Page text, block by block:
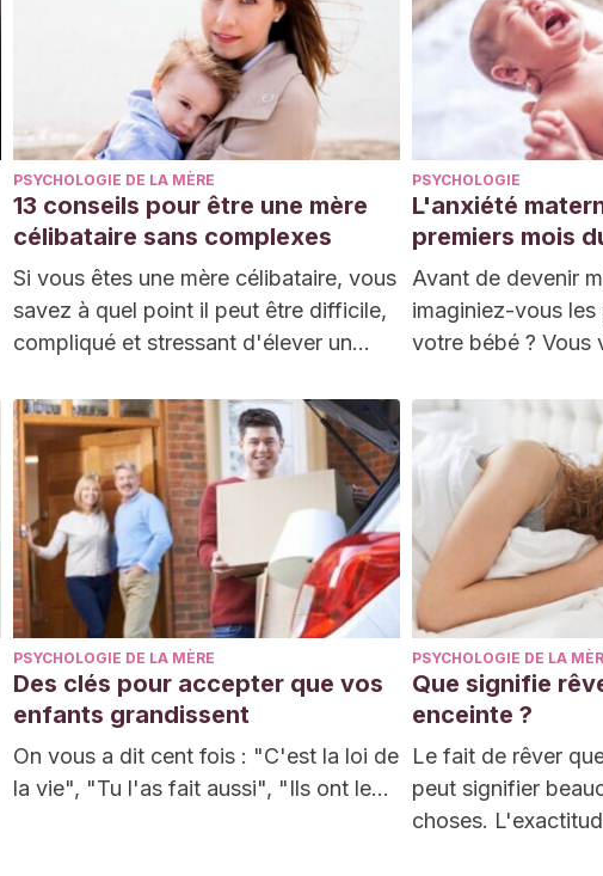
PSYCHOLOGIE DE LA MÈRE
13 conseils pour être une mère
célibataire sans complexes
Si vous êtes une mère célibataire, vous
savez à quel point il peut être difficile,
compliqué et stressant d'élever un…
PSYCHOLOGIE
L'anxiété
premiers mois
Avant de devenir
imaginiez-vous
votre bébé ? Vous
PSYCHOLOGIE DE LA MÈRE
Des clés pour accepter que vos
enfants grandissent
On vous a dit cent fois : "C'est la loi de
la vie", "Tu l'as fait aussi", "Ils ont le…
PSYCHOLOGIE DE LA
Que signifie
enceinte ?
Le fait de rêver
peut signifier
choses.